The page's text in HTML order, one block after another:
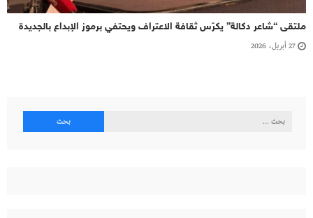
ملتقى “شاعر دكالة” يكرّس ثقافة الاعتراف ويحتفي برموز الإبداع بالجديدة
27 أبريل، 2026
البحث